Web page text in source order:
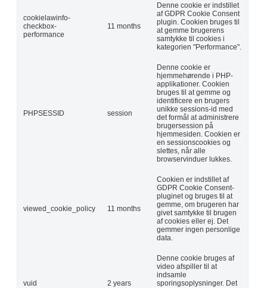
cookielawinfo-
checkbox-
performance
11 months
Denne cookie er indstillet
af GDPR Cookie Consent
plugin. Cookien bruges til
at gemme brugerens
samtykke til cookies i
kategorien "Performance".
PHPSESSID session
Denne cookie er
hjemmehørende i PHP-
applikationer. Cookien
bruges til at gemme og
identificere en brugers
unikke sessions-id med
det formål at administrere
brugersession på
hjemmesiden. Cookien er
en sessionscookies og
slettes, når alle
browservinduer lukkes.
viewed_cookie_policy 11 months
Cookien er indstillet af
GDPR Cookie Consent-
pluginet og bruges til at
gemme, om brugeren har
givet samtykke til brugen
af cookies eller ej. Det
gemmer ingen personlige
data.
vuid 2 years
Denne cookie bruges af
video afspiller til at
indsamle
sporingsoplysninger. Det